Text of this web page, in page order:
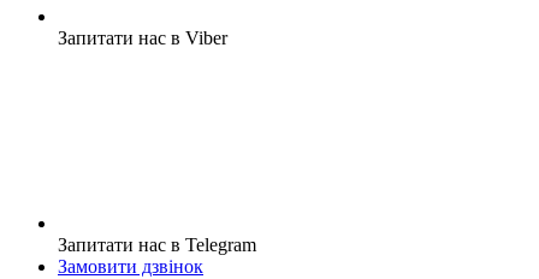
Запитати нас в Viber
Запитати нас в Telegram
Замовити дзвінок